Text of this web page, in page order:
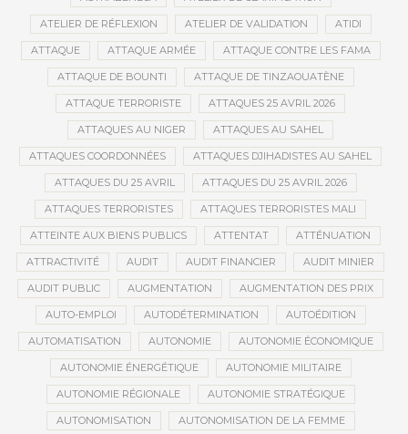
ATELIER DE RÉFLEXION ATELIER DE VALIDATION ATIDI
ATTAQUE ATTAQUE ARMÉE ATTAQUE CONTRE LES FAMA
ATTAQUE DE BOUNTI ATTAQUE DE TINZAOUATÈNE
ATTAQUE TERRORISTE ATTAQUES 25 AVRIL 2026
ATTAQUES AU NIGER ATTAQUES AU SAHEL
ATTAQUES COORDONNÉES ATTAQUES DJIHADISTES AU SAHEL
ATTAQUES DU 25 AVRIL ATTAQUES DU 25 AVRIL 2026
ATTAQUES TERRORISTES ATTAQUES TERRORISTES MALI
ATTEINTE AUX BIENS PUBLICS ATTENTAT ATTÉNUATION
ATTRACTIVITÉ AUDIT AUDIT FINANCIER AUDIT MINIER
AUDIT PUBLIC AUGMENTATION AUGMENTATION DES PRIX
AUTO-EMPLOI AUTODÉTERMINATION AUTOÉDITION
AUTOMATISATION AUTONOMIE AUTONOMIE ÉCONOMIQUE
AUTONOMIE ÉNERGÉTIQUE AUTONOMIE MILITAIRE
AUTONOMIE RÉGIONALE AUTONOMIE STRATÉGIQUE
AUTONOMISATION AUTONOMISATION DE LA FEMME